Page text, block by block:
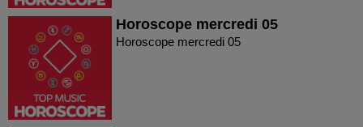
Horoscope mercredi 05
Horoscope mercredi 05